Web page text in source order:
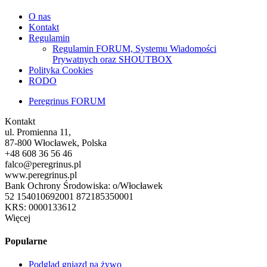
O nas
Kontakt
Regulamin
Regulamin FORUM, Systemu Wiadomości
Prywatnych oraz SHOUTBOX
Polityka Cookies
RODO
Peregrinus FORUM
Kontakt
ul. Promienna 11,
87-800 Włocławek, Polska
+48 608 36 56 46
falco@peregrinus.pl
www.peregrinus.pl
Bank Ochrony Środowiska: o/Włocławek
52 154010692001 872185350001
KRS: 0000133612
Więcej
Popularne
Podgląd gniazd na żywo